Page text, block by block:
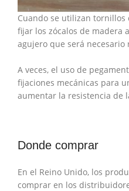
Cuando se utilizan
fijar los zócalos de madera
agujero que será necesario
A veces, el uso de
fijaciones mecánicas para
aumentar la resistencia de
Donde comprar
En el Reino Unido, los
comprar en los